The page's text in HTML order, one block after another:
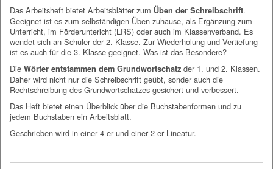
Das Arbeitsheft bietet Arbeitsblätter zum Üben der Schreibschrift.
Geeignet ist es zum selbständigen Üben zuhause, als Ergänzung zum
Unterricht, im Förderuntericht (LRS) oder auch im Klassenverband. Es
wendet sich an Schüler der 2. Klasse. Zur Wiederholung und Vertiefung
ist es auch für die 3. Klasse geeignet. Was ist das Besondere?
Die Wörter entstammen dem Grundwortschatz der 1. und 2. Klassen.
Daher wird nicht nur die Schreibschrift geübt, sonder auch die
Rechtschreibung des Grundwortschatzes gesichert und verbessert.
Das Heft bietet einen Überblick über die Buchstabenformen und zu
jedem Buchstaben ein Arbeitsblatt.
Geschrieben wird in einer 4-er und einer 2-er Lineatur.